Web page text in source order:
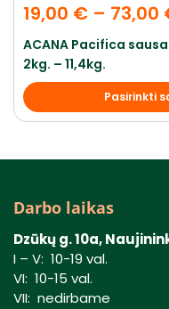
19,00 € – 73,00
ACANA Pacifica
2kg. – 11,4kg.
Pasirinkti
Darbo laikas
Dzūkų g. 10a,
I – V: 10-19 val.
VI: 10-15 val.
VII: nedirbame